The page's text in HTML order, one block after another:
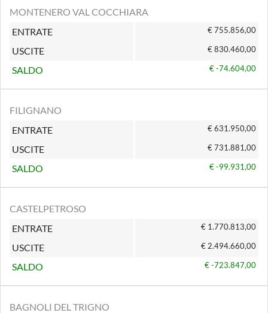
MONTENERO VAL COCCHIARA
ENTRATE
€ 755.856,00
USCITE € 830.460,00
SALDO € -74.604,00
FILIGNANO
ENTRATE
€ 631.950,00
USCITE € 731.881,00
SALDO € -99.931,00
CASTELPETROSO
ENTRATE
€ 1.770.813,00
USCITE € 2.494.660,00
SALDO € -723.847,00
BAGNOLI DEL TRIGNO